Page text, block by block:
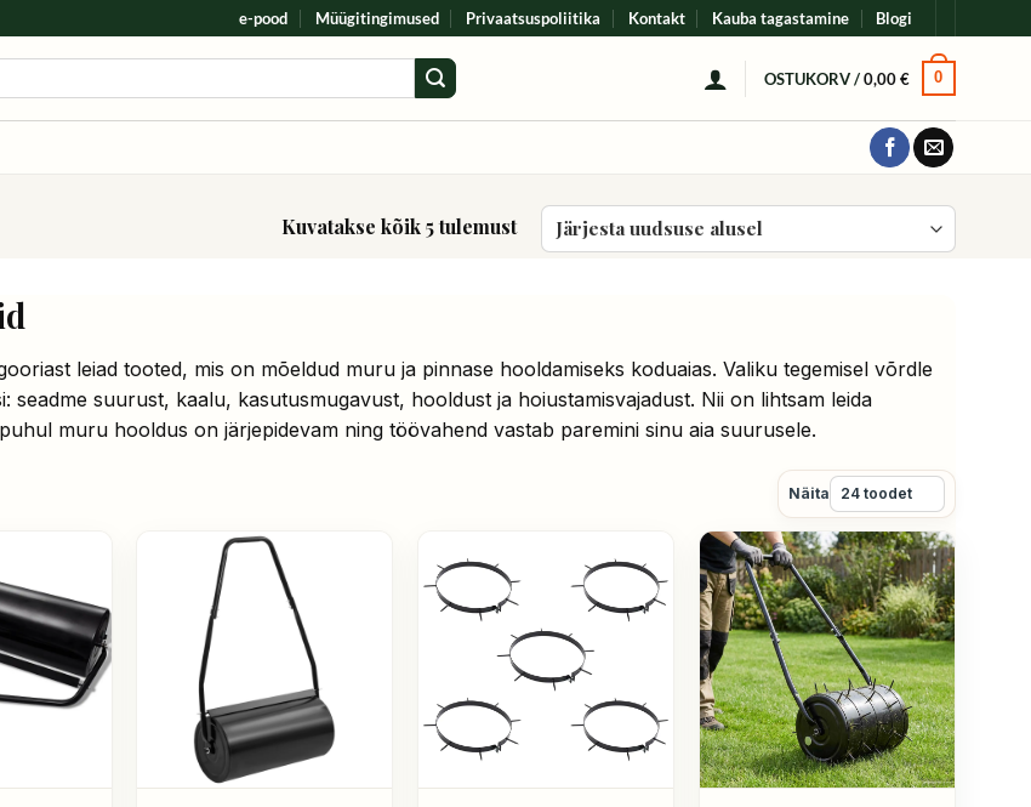
e-pood Müügitingimused Privaatsuspoliitika Kontakt Kauba tagastamine Blogi
OSTUKORV /0,00€ 0
Kuvatakse kõik 5 tulemustSorditud
uusimate
leiad tooted, mis on mõeldud muru ja pinnase hooldamiseks koduaias. Valiku tegemisel võrdle
seadme suurust, kaalu, kasutusmugavust, hooldust ja hoiustamisvajadust. Nii on lihtsam leida
muru hooldus on järjepidevam ning töövahend vastab paremini sinu aia suurusele.
Näita